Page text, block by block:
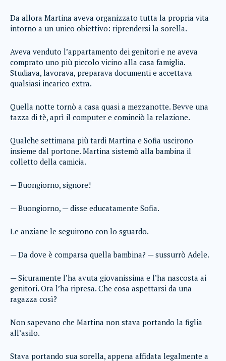
Da allora Martina aveva organizzato tutta la propria vita
intorno a un unico obiettivo: riprendersi la sorella.
Aveva venduto l’appartamento dei genitori e ne aveva
comprato uno più piccolo vicino alla casa famiglia.
Studiava, lavorava, preparava documenti e accettava
qualsiasi incarico extra.
Quella notte tornò a casa quasi a mezzanotte. Bevve una
tazza di tè, aprì il computer e cominciò la relazione.
Qualche settimana più tardi Martina e Sofia uscirono
insieme dal portone. Martina sistemò alla bambina il
colletto della camicia.
— Buongiorno, signore!
— Buongiorno, — disse educatamente Sofia.
Le anziane le seguirono con lo sguardo.
— Da dove è comparsa quella bambina? — sussurrò Adele.
— Sicuramente l’ha avuta giovanissima e l’ha nascosta ai
genitori. Ora l’ha ripresa. Che cosa aspettarsi da una
ragazza così?
Non sapevano che Martina non stava portando la figlia
all’asilo.
Stava portando sua sorella, appena affidata legalmente a